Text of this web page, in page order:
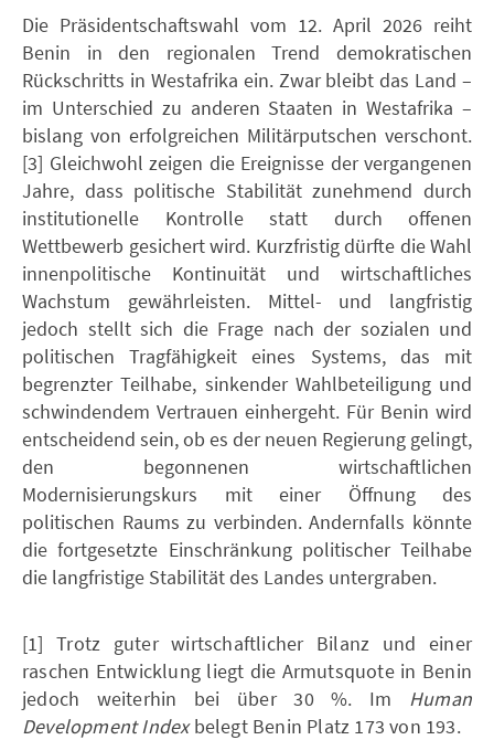
Die Präsidentschaftswahl vom 12. April 2026 reiht
Benin in den regionalen Trend demokratischen
Rückschritts in Westafrika ein. Zwar bleibt das Land –
im Unterschied zu anderen Staaten in Westafrika –
bislang von erfolgreichen Militärputschen verschont.
[3] Gleichwohl zeigen die Ereignisse der vergangenen
Jahre, dass politische Stabilität zunehmend durch
institutionelle Kontrolle statt durch offenen
Wettbewerb gesichert wird. Kurzfristig dürfte die Wahl
innenpolitische Kontinuität und wirtschaftliches
Wachstum gewährleisten. Mittel- und langfristig
jedoch stellt sich die Frage nach der sozialen und
politischen Tragfähigkeit eines Systems, das mit
begrenzter Teilhabe, sinkender Wahlbeteiligung und
schwindendem Vertrauen einhergeht. Für Benin wird
entscheidend sein, ob es der neuen Regierung gelingt,
den begonnenen wirtschaftlichen
Modernisierungskurs mit einer Öffnung des
politischen Raums zu verbinden. Andernfalls könnte
die fortgesetzte Einschränkung politischer Teilhabe
die langfristige Stabilität des Landes untergraben.
[1] Trotz guter wirtschaftlicher Bilanz und einer
raschen Entwicklung liegt die Armutsquote in Benin
jedoch weiterhin bei über 30 %. Im Human
Development Indexbelegt Benin Platz 173 von 193.